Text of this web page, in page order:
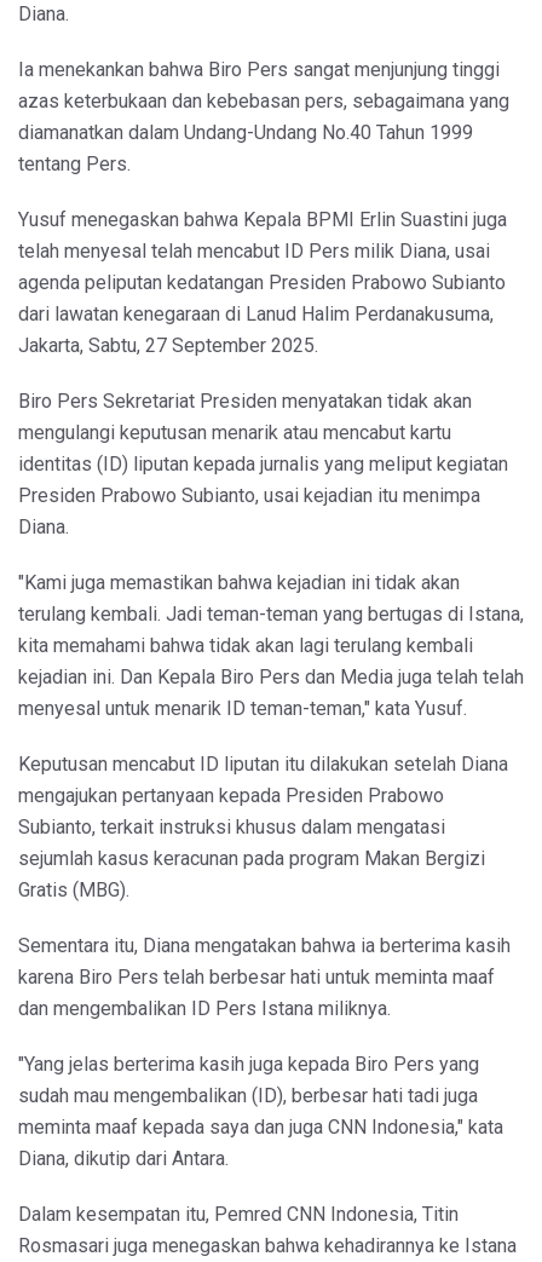
Diana.
Ia menekankan bahwa Biro Pers sangat menjunjung tinggi
azas keterbukaan dan kebebasan pers, sebagaimana yang
diamanatkan dalam Undang-Undang No.40 Tahun 1999
tentang Pers.
Yusuf menegaskan bahwa Kepala BPMI Erlin Suastini juga
telah menyesal telah mencabut ID Pers milik Diana, usai
agenda peliputan kedatangan Presiden Prabowo Subianto
dari lawatan kenegaraan di Lanud Halim Perdanakusuma,
Jakarta, Sabtu, 27 September 2025.
Biro Pers Sekretariat Presiden menyatakan tidak akan
mengulangi keputusan menarik atau mencabut kartu
identitas (ID) liputan kepada jurnalis yang meliput kegiatan
Presiden Prabowo Subianto, usai kejadian itu menimpa
Diana.
"Kami juga memastikan bahwa kejadian ini tidak akan
terulang kembali. Jadi teman-teman yang bertugas di Istana,
kita memahami bahwa tidak akan lagi terulang kembali
kejadian ini. Dan Kepala Biro Pers dan Media juga telah telah
menyesal untuk menarik ID teman-teman," kata Yusuf.
Keputusan mencabut ID liputan itu dilakukan setelah Diana
mengajukan pertanyaan kepada Presiden Prabowo
Subianto, terkait instruksi khusus dalam mengatasi
sejumlah kasus keracunan pada program Makan Bergizi
Gratis (MBG).
Sementara itu, Diana mengatakan bahwa ia berterima kasih
karena Biro Pers telah berbesar hati untuk meminta maaf
dan mengembalikan ID Pers Istana miliknya.
"Yang jelas berterima kasih juga kepada Biro Pers yang
sudah mau mengembalikan (ID), berbesar hati tadi juga
meminta maaf kepada saya dan juga CNN Indonesia," kata
Diana, dikutip dari Antara.
Dalam kesempatan itu, Pemred CNN Indonesia, Titin
Rosmasari juga menegaskan bahwa kehadirannya ke Istana